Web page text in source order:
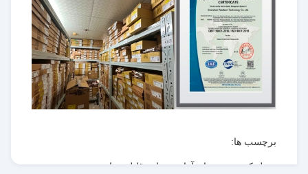
برچسب ها:
تبدیل کننده هم زمان,آرایه دروازه قابل برنامه ریزی